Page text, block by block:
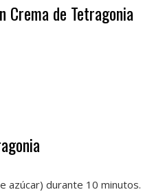
Crema de Tetragonia
azúcar) durante 10 minutos.